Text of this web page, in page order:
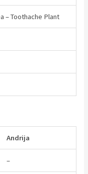
– Toothache Plant
Andrija
–